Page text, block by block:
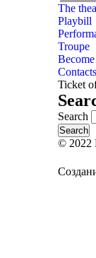
The
Playbill
Troupe
Contacts
Ticket
Search
© 2022